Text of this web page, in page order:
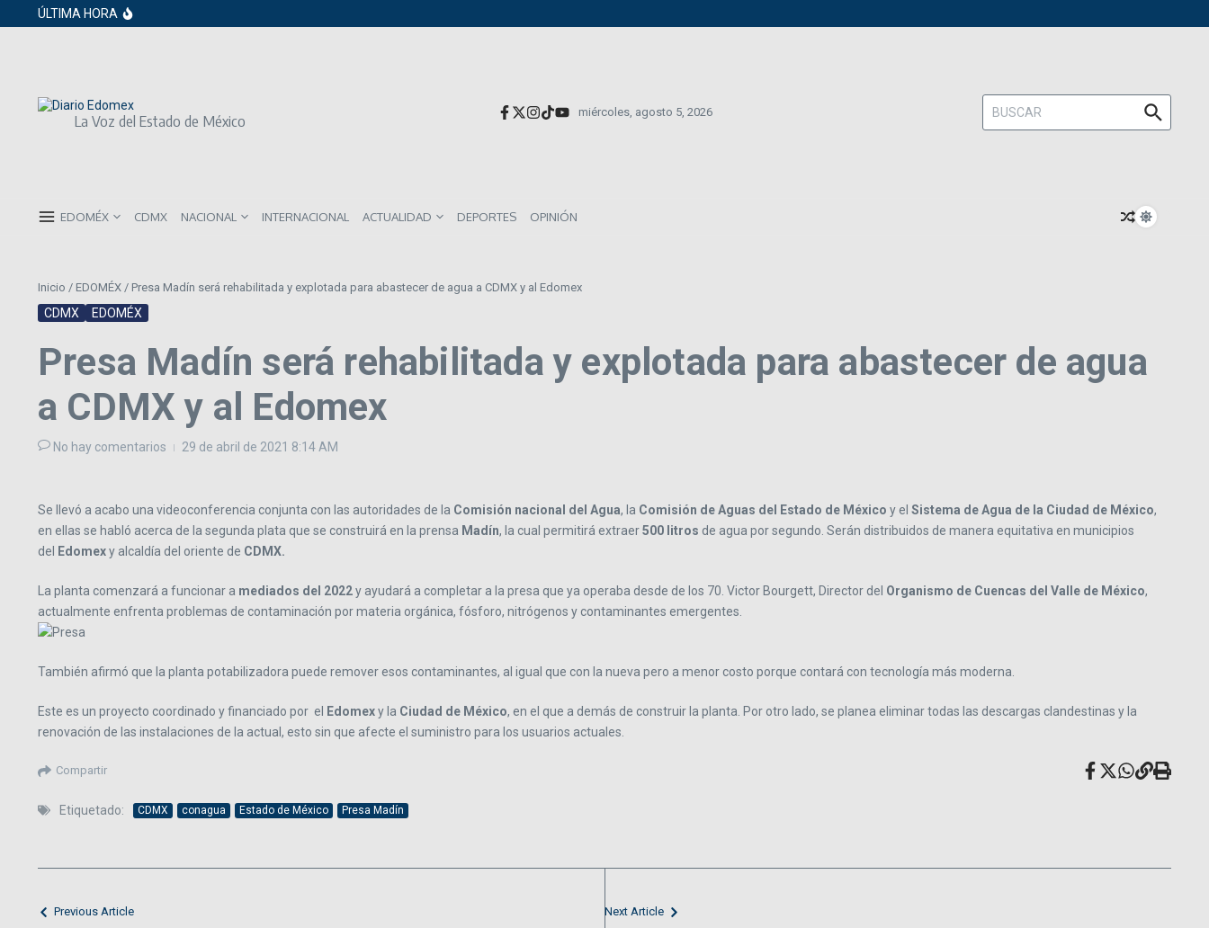
Saltar al contenido
ÚLTIMA HORA
ISR subirá en México para 2026: Así será el impacto directo en salarios y precios
La Voz del Estado de México miércoles, agosto 5, 2026
Buscar:
EDOMÉX CDMX NACIONAL INTERNACIONAL ACTUALIDAD DEPORTES OPINIÓN
Inicio / EDOMÉX / Presa Madín será rehabilitada y explotada para abastecer de agua a CDMX y al Edomex
CDMX EDOMÉX
Presa Madín será rehabilitada y explotada para abastecer de agua
a CDMX y al Edomex
No hay comentarios 29 de abril de 2021 8:14 AM
Se llevó a acabo una videoconferencia conjunta con las autoridades de la Comisión nacional del Agua, la Comisión de Aguas del Estado de México y el Sistema de Agua de la Ciudad de México,
en ellas se habló acerca de la segunda plata que se construirá en la prensa Madín, la cual permitirá extraer500 litros de agua por segundo. Serán distribuidos de manera equitativa en municipios
del
Edomexy alcaldía del oriente de CDMX.
La planta comenzará a funcionar a mediados del 2022y ayudará a completar a la presa que ya operaba desde de los 70. Victor Bourgett, Director del Organismo de Cuencas del Valle de México,
actualmente enfrenta problemas de contaminación por materia orgánica, fósforo, nitrógenos y contaminantes emergentes.
También afirmó que la planta potabilizadora puede remover esos contaminantes, al igual que con la nueva pero a menor costo porque contará con tecnología más moderna.
Este es un proyecto coordinado y financiado por el Edomexy la Ciudad de México, en el que a demás de construir la planta. Por otro lado, se planea eliminar todas las descargas clandestinas y la
renovación de las instalaciones de la actual, esto sin que afecte el suministro para los usuarios actuales.
Compartir
Etiquetado: CDMX conagua Estado de México Presa Madín
Previous Article Next Article